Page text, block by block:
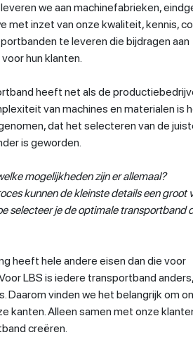
we aan machinefabrieken,
met inzet van onze kwaliteit, kennis,
te leveren die bijdragen aan
hun klanten.
heeft net als de
van machines en materialen is
dat het selecteren van de
is geworden.
mogelijkheden zijn er allemaal?
kunnen de kleinste details een groot
selecteer je de optimale transportband
heeft hele andere eisen dan die voor
LBS is iedere transportband
Daarom vinden we het belangrijk om
kanten. Alleen samen met onze
creëren.